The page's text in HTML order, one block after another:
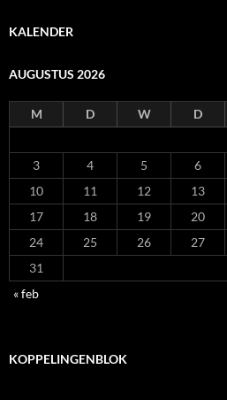
KALENDER
AUGUSTUS 2026
M D W D
3
4 5 6
10
11 12 13
17
18 19 20
24
25 26 27
31
« feb
KOPPELINGENBLOK